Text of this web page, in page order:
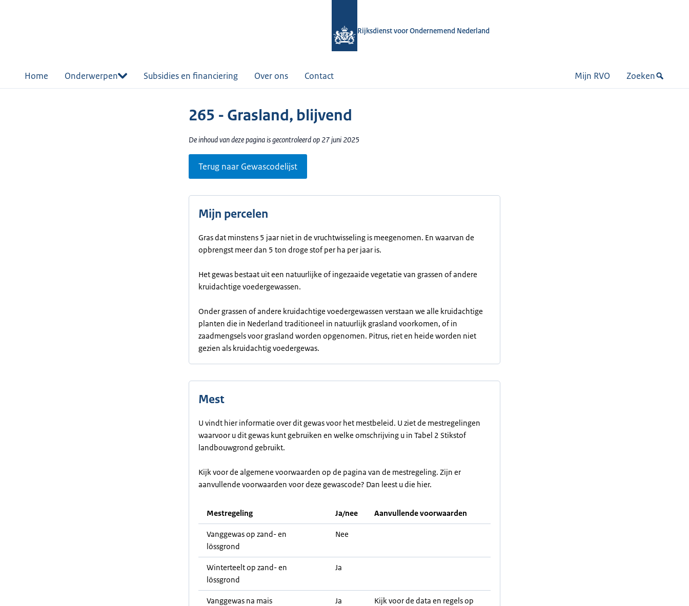
Rijksdienst voor Ondernemend Nederland
Home Onderwerpen Subsidies en financiering Over ons Contact Mijn RVO Zoeken
265 - Grasland, blijvend
De inhoud van deze pagina is gecontroleerd op 27 juni 2025
Terug naar Gewascodelijst
Mijn percelen
Gras dat minstens 5 jaar niet in de vruchtwisseling is meegenomen. En waarvan de
opbrengst meer dan 5 ton droge stof per ha per jaar is.
Het gewas bestaat uit een natuurlijke of ingezaaide vegetatie van grassen of andere
kruidachtige voedergewassen.
Onder grassen of andere kruidachtige voedergewassen verstaan we alle kruidachtige
planten die in Nederland traditioneel in natuurlijk grasland voorkomen, of in
zaadmengsels voor grasland worden opgenomen. Pitrus, riet en heide worden niet
gezien als kruidachtig voedergewas.
Mest
U vindt hier informatie over dit gewas voor het mestbeleid. U ziet de mestregelingen
waarvoor u dit gewas kunt gebruiken en welke omschrijving u in Tabel 2 Stikstof
landbouwgrond gebruikt.
Kijk voor de algemene voorwaarden op de pagina van de mestregeling. Zijn er
aanvullende voorwaarden voor deze gewascode? Dan leest u die hier.
Mestregeling Ja/nee Aanvullende voorwaarden
Vanggewas op zand- en
lössgrond
Nee
Winterteelt op zand- en
lössgrond
Ja
Vanggewas na mais Ja
Kijk voor de data en regels op